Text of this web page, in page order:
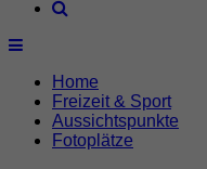
Home
Freizeit & Sport
Aussichtspunkte
Fotoplätze